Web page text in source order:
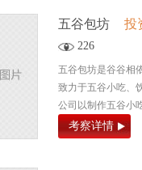
五谷包坊 投
226
五谷包坊是谷谷相
致力于五谷小吃、
公司以制作五谷小
考察详情